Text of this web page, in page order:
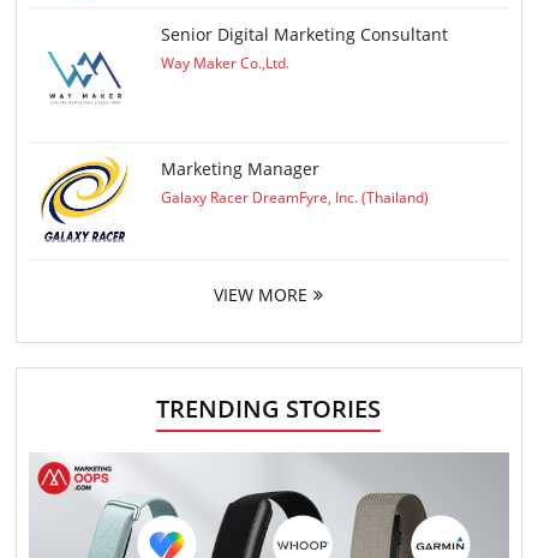
Senior Digital Marketing Consultant
Way Maker Co.,Ltd.
Marketing Manager
Galaxy Racer DreamFyre, Inc. (Thailand)
VIEW MORE
TRENDING STORIES